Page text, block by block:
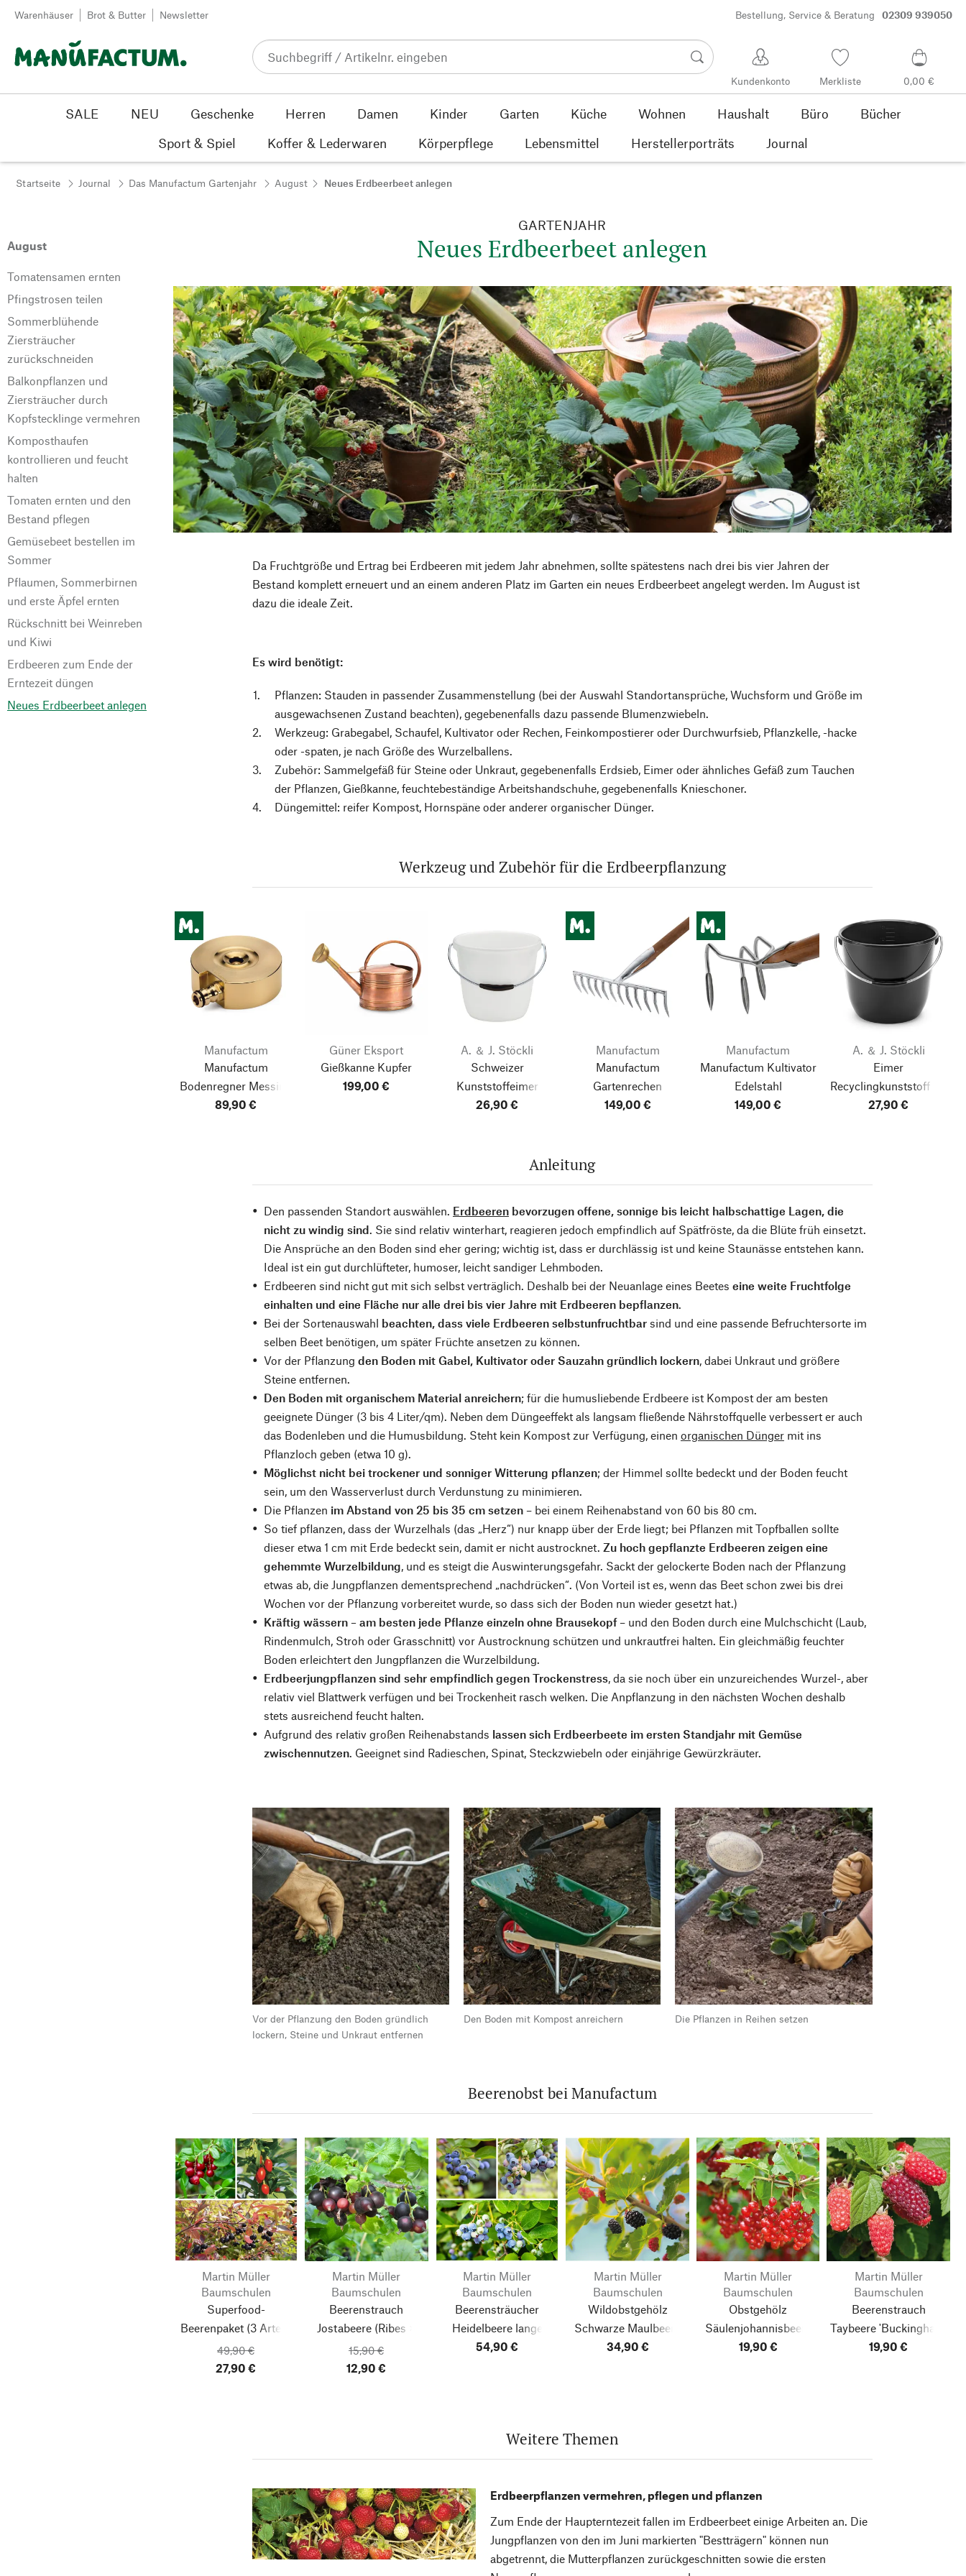
Zum Inhalt springen
Warenhäuser Brot & Butter Newsletter Bestellung, Service & Beratung 02309 939050
Kundenkonto Merkliste 0,00 €
SALE NEU Geschenke Herren Damen Kinder Garten Küche Wohnen Haushalt Büro
Bücher
Sport & Spiel
Koffer & Lederwaren Körperpflege Lebensmittel Herstellerporträts Journal
Startseite Journal Das Manufactum Gartenjahr August Neues Erdbeerbeet anlegen
August
Tomatensamen ernten
Pfingstrosen teilen
Sommerblühende
Ziersträucher
zurückschneiden
Balkonpflanzen und
Ziersträucher durch
Kopfstecklinge vermehren
Komposthaufen
kontrollieren und feucht
halten
Tomaten ernten und den
Bestand pflegen
Gemüsebeet bestellen im
Sommer
Pflaumen, Sommerbirnen
und erste Äpfel ernten
Rückschnitt bei Weinreben
und Kiwi
Erdbeeren zum Ende der
Erntezeit düngen
Neues Erdbeerbeet anlegen
GARTENJAHR
Neues Erdbeerbeet anlegen
Da Fruchtgröße und Ertrag bei Erdbeeren mit jedem Jahr abnehmen, sollte spätestens nach drei bis vier Jahren der
Bestand komplett erneuert und an einem anderen Platz im Garten ein neues Erdbeerbeet angelegt werden. Im August ist
dazu die ideale Zeit.
Es wird benötigt:
Pflanzen: Stauden in passender Zusammenstellung (bei der Auswahl Standortansprüche, Wuchsform und Größe im
ausgewachsenen Zustand beachten), gegebenenfalls dazu passende Blumenzwiebeln.
Werkzeug: Grabegabel, Schaufel, Kultivator oder Rechen, Feinkompostierer oder Durchwurfsieb, Pflanzkelle, -hacke
oder -spaten, je nach Größe des Wurzelballens.
Zubehör: Sammelgefäß für Steine oder Unkraut, gegebenenfalls Erdsieb, Eimer oder ähnliches Gefäß zum Tauchen
der Pflanzen, Gießkanne, feuchtebeständige Arbeitshandschuhe, gegebenenfalls Knieschoner.
Düngemittel: reifer Kompost, Hornspäne oder anderer organischer Dünger.
Werkzeug und Zubehör für die Erdbeerpflanzung
Manufactum
Manufactum
Bodenregner Messing
gedreht
89,90 €
Güner Eksport
Gießkanne Kupfer
199,00 €
A. ＆ J. Stöckli
Schweizer
Kunststoffeimer
26,90 €
Manufactum
Manufactum
Gartenrechen
Edelstahl
149,00 €
Manufactum
Manufactum Kultivator
Edelstahl
149,00 €
A. ＆ J. Stöckli
Eimer
Recyclingkunststoff(15
Liter)
27,90 €
Anleitung
Den passenden Standort auswählen. Erdbeerenbevorzugen offene, sonnige bis leicht halbschattige Lagen, die
nicht zu windig sind. Sie sind relativ winterhart, reagieren jedoch empfindlich auf Spätfröste, da die Blüte früh einsetzt.
Die Ansprüche an den Boden sind eher gering; wichtig ist, dass er durchlässig ist und keine Staunässe entstehen kann.
Ideal ist ein gut durchlüfteter, humoser, leicht sandiger Lehmboden.
Erdbeeren sind nicht gut mit sich selbst verträglich. Deshalb bei der Neuanlage eines Beetes eine weite Fruchtfolge
einhalten und eine Fläche nur alle drei bis vier Jahre mit Erdbeeren bepflanzen.
Bei der Sortenauswahl beachten, dass viele Erdbeeren selbstunfruchtbarsind und eine passende Befruchtersorte im
selben Beet benötigen, um später Früchte ansetzen zu können.
Vor der Pflanzung den Boden mit Gabel, Kultivator oder Sauzahn gründlich lockern, dabei Unkraut und größere
Steine entfernen.
Den Boden mit organischem Material anreichern; für die humusliebende Erdbeere ist Kompost der am besten
geeignete Dünger (3 bis 4 Liter/qm). Neben dem Düngeeffekt als langsam fließende Nährstoffquelle verbessert er auch
das Bodenleben und die Humusbildung. Steht kein Kompost zur Verfügung, einen organischen Düngermit ins
Pflanzloch geben (etwa 10 g).
Möglichst nicht bei trockener und sonniger Witterung pflanzen; der Himmel sollte bedeckt und der Boden feucht
sein, um den Wasserverlust durch Verdunstung zu minimieren.
Die Pflanzen im Abstand von 25 bis 35 cm setzen– bei einem Reihenabstand von 60 bis 80 cm.
So tief pflanzen, dass der Wurzelhals (das „Herz“) nur knapp über der Erde liegt; bei Pflanzen mit Topfballen sollte
dieser etwa 1 cm mit Erde bedeckt sein, damit er nicht austrocknet. Zu hoch gepflanzte Erdbeeren zeigen eine
gehemmte Wurzelbildung, und es steigt die Auswinterungsgefahr. Sackt der gelockerte Boden nach der Pflanzung
etwas ab, die Jungpflanzen dementsprechend „nachdrücken“. (Von Vorteil ist es, wenn das Beet schon zwei bis drei
Wochen vor der Pflanzung vorbereitet wurde, so dass sich der Boden nun wieder gesetzt hat.)
Kräftig wässern – am besten jede Pflanze einzeln ohne Brausekopf– und den Boden durch eine Mulchschicht (Laub,
Rindenmulch, Stroh oder Grasschnitt) vor Austrocknung schützen und unkrautfrei halten. Ein gleichmäßig feuchter
Boden erleichtert den Jungpflanzen die Wurzelbildung.
Erdbeerjungpflanzen sind sehr empfindlich gegen Trockenstress, da sie noch über ein unzureichendes Wurzel-, aber
relativ viel Blattwerk verfügen und bei Trockenheit rasch welken. Die Anpflanzung in den nächsten Wochen deshalb
stets ausreichend feucht halten.
Aufgrund des relativ großen Reihenabstands lassen sich Erdbeerbeete im ersten Standjahr mit Gemüse
zwischennutzen. Geeignet sind Radieschen, Spinat, Steckzwiebeln oder einjährige Gewürzkräuter.
Vor der Pflanzung den Boden gründlich
lockern, Steine und Unkraut entfernen
Den Boden mit Kompost anreichern Die Pflanzen in Reihen setzen
Beerenobst bei Manufactum
Martin Müller
Baumschulen
Superfood-
Beerenpaket (3 Arten)
49,90 €
27,90 €
Martin Müller
Baumschulen
Beerenstrauch
Jostabeere (Ribes ×
nidigrolaria)
15,90 €
12,90 €
Martin Müller
Baumschulen
Beerensträucher
Heidelbeere lange
Erntezeit (3 Sorten)
54,90 €
Martin Müller
Baumschulen
Wildobstgehölz
Schwarze Maulbeere
'Wellington'(Morus
34,90 €
Martin Müller
Baumschulen
Obstgehölz
Säulenjohannisbeere
(Ribes rubrum)
19,90 €
Martin Müller
Baumschulen
Beerenstrauch
Taybeere 'Buckingham'
(Rubus fruticosus ×
19,90 €
Weitere Themen
Erdbeerpflanzen vermehren, pflegen und pflanzen
Zum Ende der Haupterntezeit fallen im Erdbeerbeet einige Arbeiten an. Die
Jungpflanzen von den im Juni markierten "Bestträgern" können nun
abgetrennt, die Mutterpflanzen zurückgeschnitten sowie die ersten